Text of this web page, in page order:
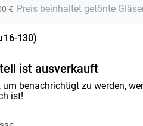
€ Preis beinhaltet getönte
16-130)
ist ausverkauft
um benachrichtigt zu werden,
ist!